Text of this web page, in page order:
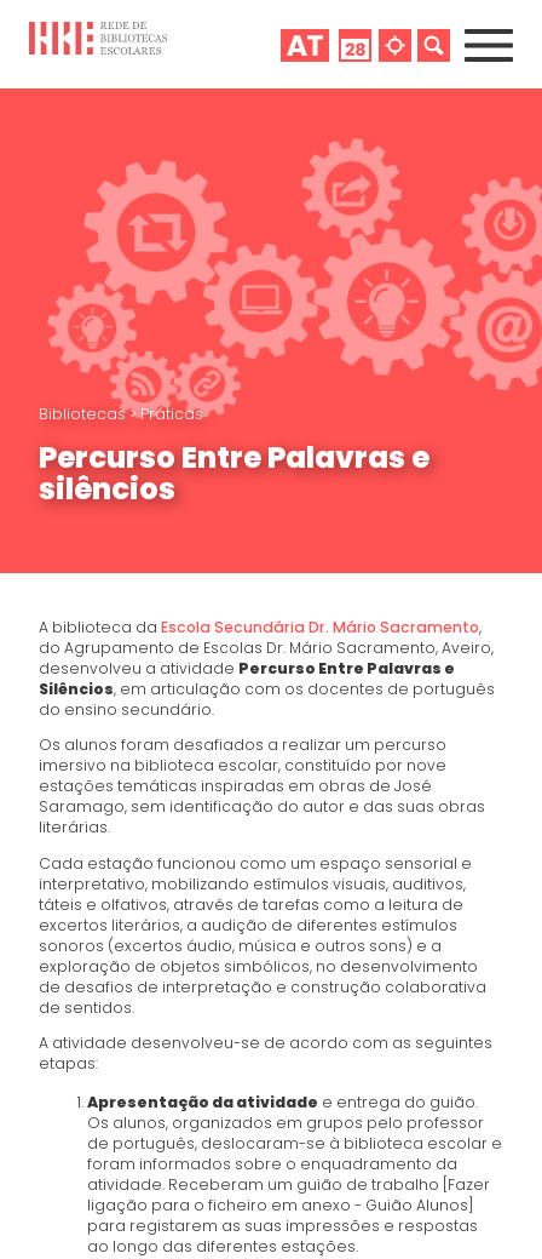
Bibliotecas>Práticas
Percurso Entre Palavras e
silêncios
A biblioteca daEscola Secundária Dr. Mário Sacramento,
do Agrupamento de Escolas Dr. Mário Sacramento, Aveiro,
desenvolveu a atividade Percurso Entre Palavras e
Silêncios, em articulação com os docentes de português
do ensino secundário.
Os alunos foram desafiados a realizar um percurso
imersivo na biblioteca escolar, constituído por nove
estações temáticas inspiradas em obras de José
Saramago, sem identificação do autor e das suas obras
literárias.
Cada estação funcionou como um espaço sensorial e
interpretativo, mobilizando estímulos visuais, auditivos,
táteis e olfativos, através de tarefas como a leitura de
excertos literários, a audição de diferentes estímulos
sonoros (excertos áudio, música e outros sons) e a
exploração de objetos simbólicos, no desenvolvimento
de desafios de interpretação e construção colaborativa
de sentidos.
A atividade desenvolveu-se de acordo com as seguintes
etapas:
Apresentação da atividade e entrega do guião.
Os alunos, organizados em grupos pelo professor
de português, deslocaram-se à biblioteca escolar e
foram informados sobre o enquadramento da
atividade. Receberam um guião de trabalho [Fazer
ligação para o ficheiro em anexo - Guião Alunos]
para registarem as suas impressões e respostas
ao longo das diferentes estações.